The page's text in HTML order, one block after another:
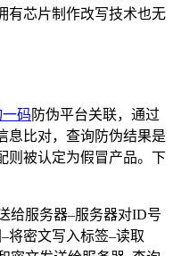
有芯片制作改写技术也无
码 防伪平台关联，通过
息比对，查询防伪结果是
则被认定为假冒产品。下
服务器–服务器对ID号
将密文写入标签–读取